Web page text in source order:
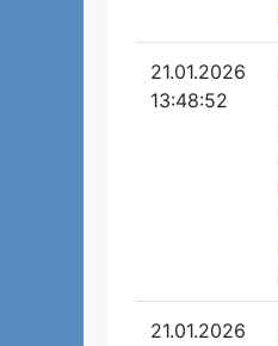
21.01.2026
13:48:52
21.01.2026